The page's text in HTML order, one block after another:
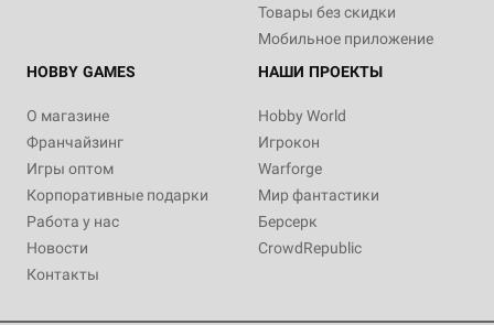
Товары без скидки
Мобильное приложение
HOBBY GAMES
О магазине
Франчайзинг
Игры оптом
Корпоративные подарки
Работа у нас
Новости
Контакты
НАШИ ПРОЕКТЫ
Hobby World
Игрокон
Warforge
Мир фантастики
Берсерк
CrowdRepublic